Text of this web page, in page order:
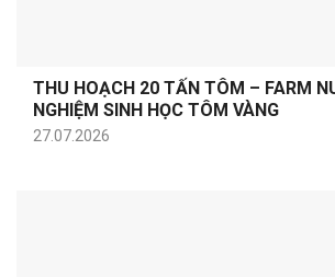
THU HOẠCH 20 TẤN TÔM – FARM
NGHIỆM SINH HỌC TÔM VÀNG
27.07.2026